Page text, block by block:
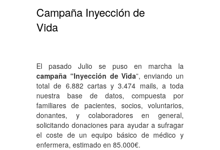
Campaña Inyección de
Vida
El pasado Julio se puso en marcha la
campaña “Inyección de Vida”, enviando un
total de 6.882 cartas y 3.474 mails, a toda
nuestra base de datos, compuesta por
familiares de pacientes, socios, voluntarios,
donantes, y colaboradores en general,
solicitando donaciones para ayudar a sufragar
el coste de un equipo básico de médico y
enfermera, estimado en 85.000€.